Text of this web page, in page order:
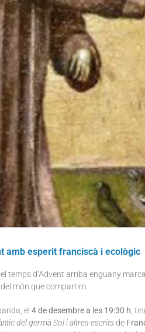
amb esperit franciscà i ecològic
temps d’Advent arriba enguany
món que compartim.
el 4 de desembre a les 19:30 h ,
del germà Sol i altres escritsde